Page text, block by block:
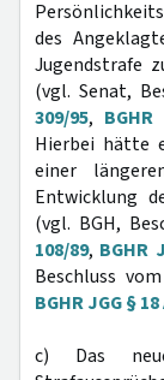
des
Jugendstrafe
(vgl. Senat,
309/95,
Hierbei hätte
einer
Entwicklung
(vgl. BGH,
108/89, BGHR
Beschluss
BGHR JGG §
c) Das